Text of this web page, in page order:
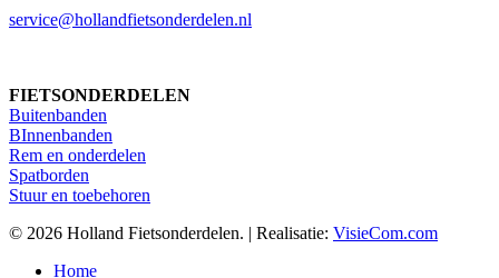
service@hollandfietsonderdelen.nl
FIETSONDERDELEN
Buitenbanden
BInnenbanden
Rem en onderdelen
Spatborden
Stuur en toebehoren
© 2026 Holland Fietsonderdelen. | Realisatie: VisieCom.com
Close
Home